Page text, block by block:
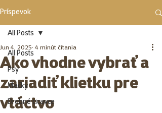
Príspevok
All Posts
Psy
Mačky
Drobné cicavce
All Posts
Ako vhodne vybrať a
zariadiť klietku pre
vtáctvo
Jun 4, 2025 4 minút čítania